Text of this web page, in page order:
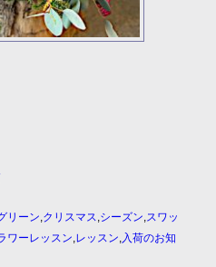
リーン,クリスマス,シーズン,スワッ
ワーレッスン,レッスン,入荷のお知